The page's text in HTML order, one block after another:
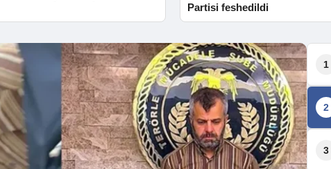
Partisi feshedildi
1
2
3